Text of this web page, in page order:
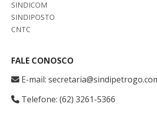
SINDICOM
SINDIPOSTO
CNTC
FALE CONOSCO
E-mail:
Telefone: (62) 3261-5366